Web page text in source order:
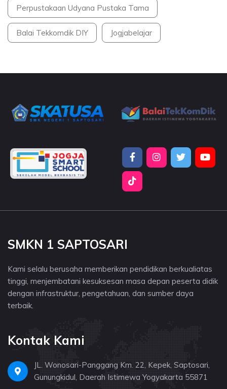
Perpustakaan Udyana Pustaka Tama
Balai Tekkomdik DIY Jogjabelajar
SMKN 1 SAPTOSARI
Kami selalu berusaha memberikan pendidikan berkualiatas
tinggi, menjembatani kesuksesan masa depan peserta didik
dengan infrastruktur, pengetahuan, dan sumber daya
terbaik.
Kontak Kami
JL. Wonosari-Panggang Km. 22, Kepek, Saptosari,
Gunungkidul, Daerah Istimewa Yogyakarta 55871